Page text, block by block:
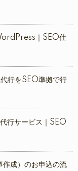
｜SEO仕
行をSEO準拠で行
行サービス｜SEO
成）のお申込の流